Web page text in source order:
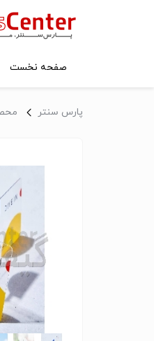
صفحه نخست
پارس سنتر